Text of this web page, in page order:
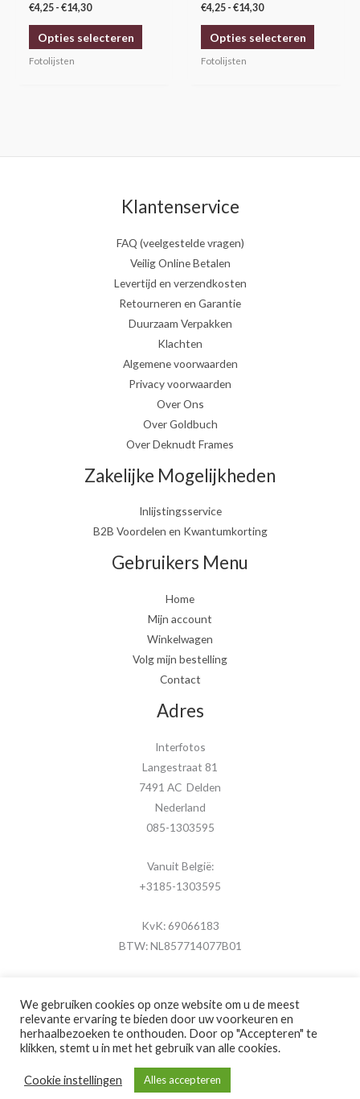
€4,25 - €14,30
Opties selecteren
productpagina
Fotolijsten
€4,25 - €14,30
Opties selecteren
Fotolijsten
Klantenservice
FAQ (veelgestelde vragen)
Veilig Online Betalen
Levertijd en verzendkosten
Retourneren en Garantie
Duurzaam Verpakken
Klachten
Algemene voorwaarden
Privacy voorwaarden
Over Ons
Over Goldbuch
Over Deknudt Frames
Zakelijke Mogelijkheden
Inlijstingsservice
B2B Voordelen en Kwantumkorting
Gebruikers Menu
Home
Mijn account
Winkelwagen
Volg mijn bestelling
Contact
Adres
Interfotos
Langestraat 81
7491 AC Delden
Nederland
085-1303595
Vanuit België:
+3185-1303595
KvK: 69066183
BTW: NL857714077B01
Copyright © 2026 MijnFotolijstje.nl
Powered by Brouwer Digitaal
We gebruiken cookies op onze website om u de meest
relevante ervaring te bieden door uw voorkeuren en
herhaalbezoeken te onthouden. Door op "Accepteren" te
klikken, stemt u in met het gebruik van alle cookies.
Cookie instellingen Alles accepteren